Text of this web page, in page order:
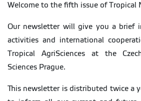
Welcome to the fifth issue of Tropical
Our newsletter will give you a brief
activities and international
Tropical AgriSciences at the
Sciences Prague.
This newsletter is distributed twice a